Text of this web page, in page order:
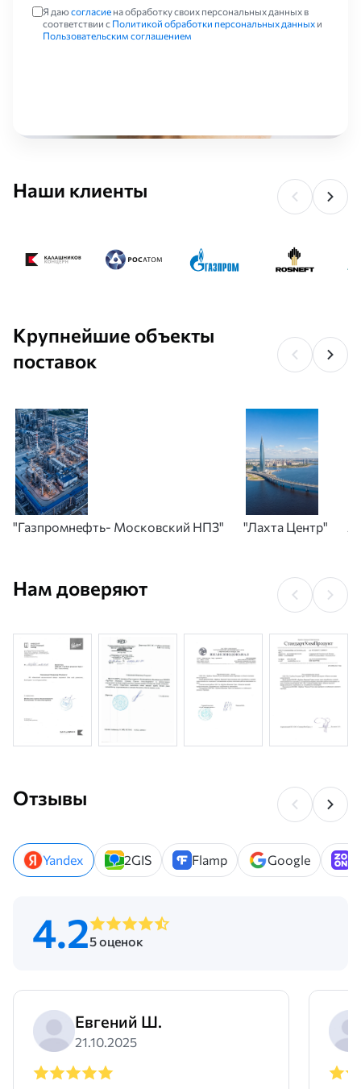
химические условия работы (попадание масла, топлива и тому
подобное), возможные сдвиги агрегатов в процессе работы,
Я даюсогласие на обработку своих персональных данных в
соответствии с Политикой обработки персональных данных и
Пользовательским соглашением
Наши клиенты
Крупнейшие объекты
поставок
"Газпромнефть- Московский НПЗ" "Лахта Центр"
Нам доверяют
Отзывы
Yandex 2GIS Flamp Google
4.25 оценок
Евгений Ш.
21.10.2025